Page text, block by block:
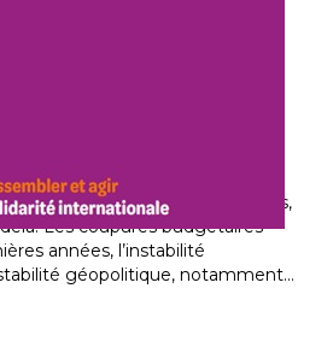
connaît des difficultés profondes,
Les coupures budgétaires
années, l’instabilité
géopolitique, notamment…